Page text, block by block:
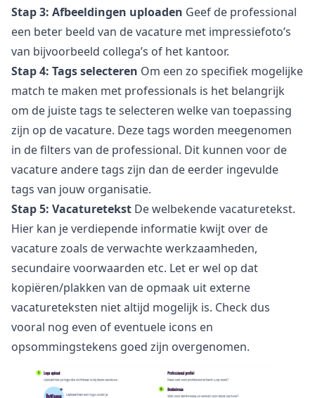
Stap 3: Afbeeldingen uploaden Geef de professional
een beter beeld van de vacature met impressiefoto’s
van bijvoorbeeld collega’s of het kantoor.
Stap 4: Tags selecteren Om een zo specifiek mogelijke
match te maken met professionals is het belangrijk
om de juiste tags te selecteren welke van toepassing
zijn op de vacature. Deze tags worden meegenomen
in de filters van de professional. Dit kunnen voor de
vacature andere tags zijn dan de eerder ingevulde
tags van jouw organisatie.
Stap 5: Vacaturetekst De welbekende vacaturetekst.
Hier kan je verdiepende informatie kwijt over de
vacature zoals de verwachte werkzaamheden,
secundaire voorwaarden etc. Let er wel op dat
kopiëren/plakken van de opmaak uit externe
vacatureteksten niet altijd mogelijk is. Check dus
vooral nog even of eventuele icons en
opsommingstekens goed zijn overgenomen.